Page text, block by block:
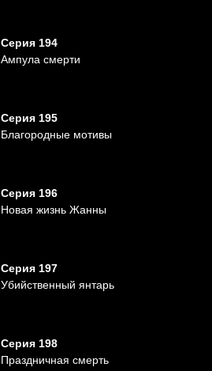
Серия 194
Ампула смерти
Серия 195
Благородные мотивы
Серия 196
Новая жизнь Жанны
Серия 197
Убийственный янтарь
Серия 198
Праздничная смерть